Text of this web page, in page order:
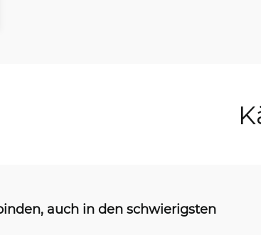
auch in den schwierigsten